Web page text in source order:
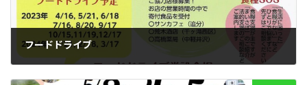
フードドライブ